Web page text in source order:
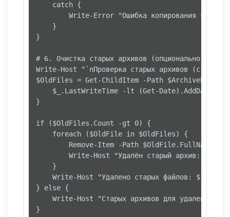
    catch {
Write-Error "Ошибка копирования
    }
}
# 6. Очистка старых архивов (опционально)
Write-Host "`nПроверка старых архивов
$OldFiles = Get-ChildItem -Path
$_.LastWriteTime -lt (Get-Date).AddDays(-
}
if ($OldFiles.Count -gt 0) {
    foreach ($OldFile in $OldFiles) {
Remove-Item -Path $OldFile.FullName -
Write-Host "Удалён старый архив:
    }
Write-Host "Удалено старых файлов:
} else {
Write-Host "Старых архивов для удаления не
}